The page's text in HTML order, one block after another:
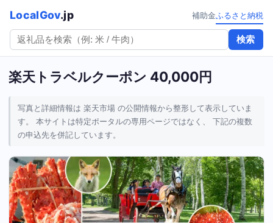
LocalGov.jp
検索
補助金ふるさと納税
楽天トラベルクーポン 40,000円
写真と詳細情報は 楽天市場 の公開情報から整形して表示していま
す。 本サイトは特定ポータルの専用ページではなく、 下記の複数
の申込先を併記しています。